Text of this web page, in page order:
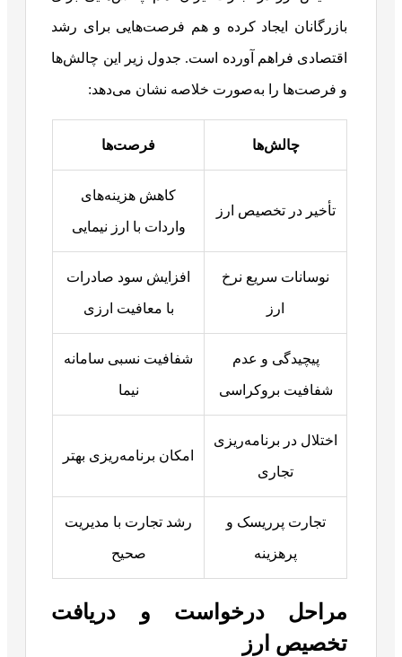
بازرگانان ایجاد کرده و هم فرصت‌هایی برای رشد
اقتصادی فراهم آورده است. جدول زیر این چالش‌ها
و فرصت‌ها را به‌صورت خلاصه نشان می‌دهد:
چالش‌ها فرصت‌ها
تأخیر در تخصیص ارز
کاهش هزینه‌های
واردات با ارز نیمایی
نوسانات سریع نرخ
ارز
افزایش سود صادرات
با معافیت ارزی
پیچیدگی و عدم
شفافیت بروکراسی
شفافیت نسبی سامانه
نیما
اختلال در برنامه‌ریزی
تجاری
امکان برنامه‌ریزی بهتر
تجارت پرریسک و
پرهزینه
رشد تجارت با مدیریت
صحیح
مراحل درخواست و دریافت
تخصیص ارز